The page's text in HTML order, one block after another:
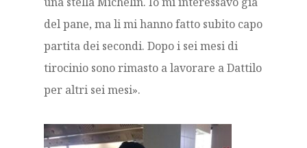
del pane, ma li mi hanno fatto subito capo
partita dei secondi. Dopo i sei mesi di
tirocinio sono rimasto a lavorare a Dattilo
per altri sei mesi».